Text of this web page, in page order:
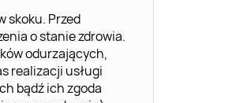
skoku. Przed
o stanie zdrowia.
odurzających,
realizacji usługi
bądź ich zgoda